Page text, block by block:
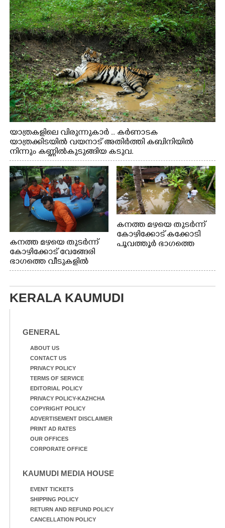
യാത്രകളിലെ വിരുന്നുകാർ .. കർണാടക
യാത്രക്കിടയിൽ വയനാട് അതിർത്തി കബിനിയിൽ
നിന്നും കണ്ണിൽകുടുങ്ങിയ കടുവ.
കനത്ത മഴയെ തുടർന്ന്
കോഴിക്കോട് വേങ്ങേരി
ഭാഗത്തെ വീടുകളിൽ
വെള്ളം
മാറ്റുന്ന സുരക്ഷാസേനാം
ഗങ്ങൾ
കനത്ത മഴയെ തുടർന്ന്
കോഴിക്കോട് കക്കോടി
പൂവത്തൂർ ഭാഗത്തെ
KERALA KAUMUDI
GENERAL
ABOUT US
CONTACT US
PRIVACY POLICY
TERMS OF SERVICE
EDITORIAL POLICY
PRIVACY POLICY-KAZHCHA
COPYRIGHT POLICY
ADVERTISEMENT DISCLAIMER
PRINT AD RATES
OUR OFFICES
CORPORATE OFFICE
KAUMUDI MEDIA HOUSE
EVENT TICKETS
SHIPPING POLICY
RETURN AND REFUND POLICY
CANCELLATION POLICY